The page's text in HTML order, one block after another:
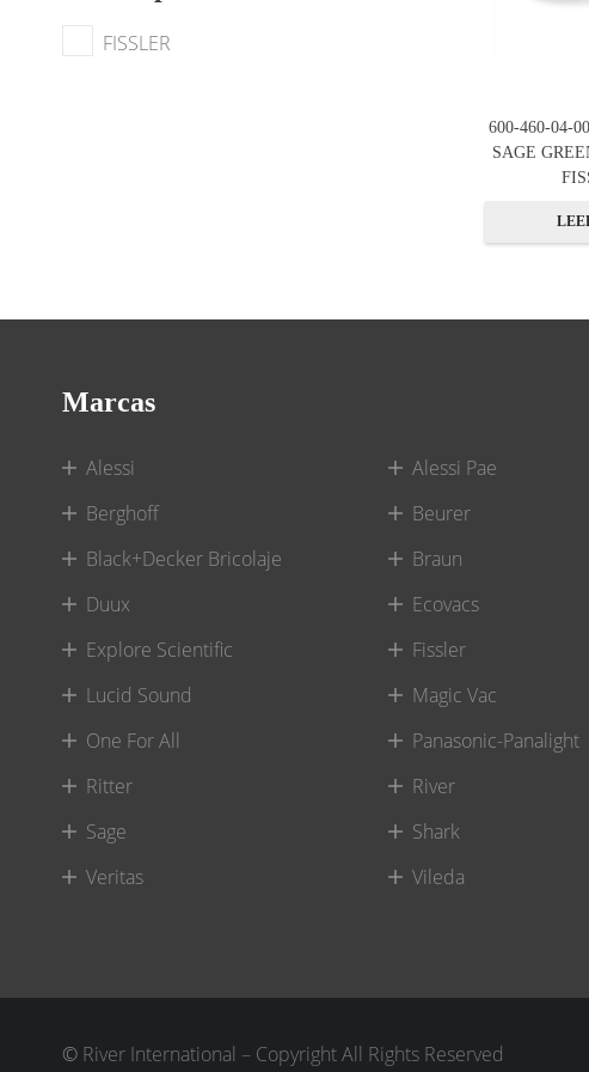
FISSLER
600-460-04-
SAGE
Marcas
Alessi Alessi Pae
Berghoff
Beurer
Black+Decker Bricolaje
Braun
Duux
Ecovacs
Explore Scientific
Fissler
Lucid Sound
Magic Vac
One For All
Panasonic-Panalight
Ritter
River
Sage
Shark
Veritas
Vileda
© River International – Copyright All Rights Reserved